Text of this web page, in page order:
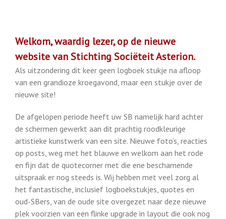
Welkom, waardig lezer, op de nieuwe
website van Stichting Sociëteit Asterion.
Als uitzondering dit keer geen logboek stukje na afloop
van een grandioze kroegavond, maar een stukje over de
nieuwe site!
De afgelopen periode heeft uw SB namelijk hard achter
de schermen gewerkt aan dit prachtig roodkleurige
artistieke kunstwerk van een site. Nieuwe foto’s, reacties
op posts, weg met het blauwe en welkom aan het rode
en fijn dat de quotecorner met die ene beschamende
uitspraak er nog steeds is. Wij hebben met veel zorg al
het fantastische, inclusief logboekstukjes, quotes en
oud-SBers, van de oude site overgezet naar deze nieuwe
plek voorzien van een flinke upgrade in layout die ook nog